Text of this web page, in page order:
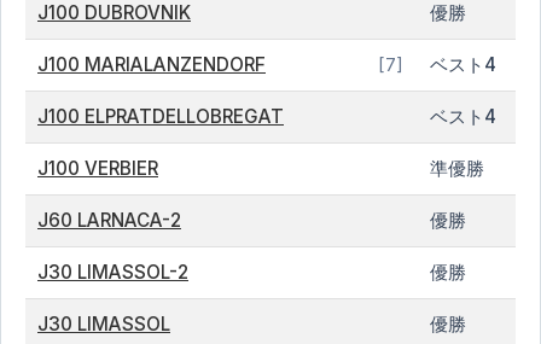
J100 DUBROVNIK 優勝
J100 MARIALANZENDORF [7] ベスト4
J100 ELPRATDELLOBREGAT ベスト4
J100 VERBIER 準優勝
J60 LARNACA-2 優勝
J30 LIMASSOL-2 優勝
J30 LIMASSOL 優勝